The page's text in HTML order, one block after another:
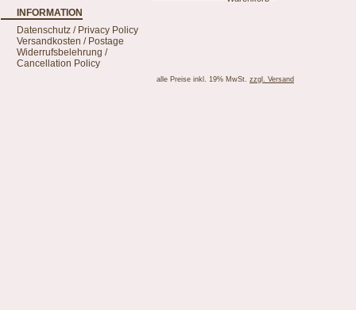
INFORMATION
Datenschutz / Privacy Policy
Versandkosten / Postage
Widerrufsbelehrung /
Cancellation Policy
alle Preise inkl. 19% MwSt. zzgl. Versand